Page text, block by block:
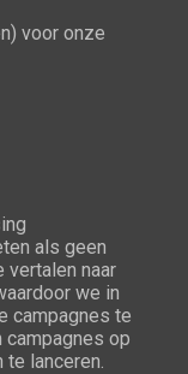
voor onze
als geen
vertalen naar
we in
campagnes te
op
lanceren.